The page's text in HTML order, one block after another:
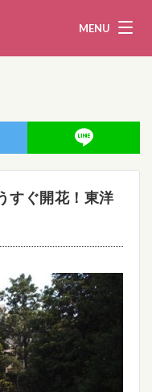
MENU
教育・医療
まとめ！
お問い合わせ
ライター
すぐ開花！東洋